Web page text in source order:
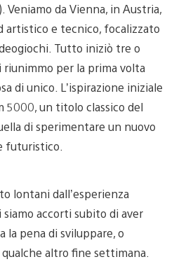
Veniamo da Vienna, in Austria,
artistico e tecnico, focalizzato
Tutto iniziò tre o
per la prima volta
di unico. L’ispirazione iniziale
5000, un titolo classico del
di sperimentare un nuovo
futuristico.
lontani dall’esperienza
accorti subito di aver
la pena di sviluppare, o
altro fine settimana.